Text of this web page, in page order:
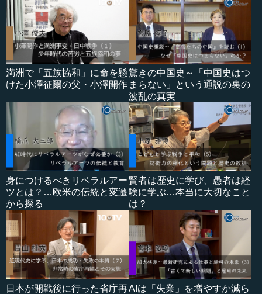
満洲で「五族協和」に命を懸
けた小澤征爾の父・小澤開作
驚きの中国史～「中国史はつ
まらない」という通説の裏の
波乱の真実
身につけるべきリベラルアー
ツとは？…欧米の伝統と変遷
から探る
賢者は歴史に学び、愚者は経
験に学ぶ…本当に大切なこと
は？
日本が開戦後に行った省庁再AIは「失業」を増やすか減ら